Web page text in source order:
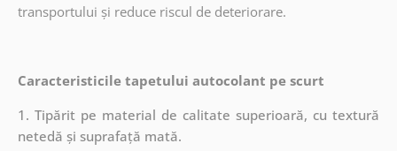
transportului și reduce riscul de deteriorare.
Caracteristicile tapetului autocolant pe scurt
1. Tipărit pe material de calitate superioară, cu textură
netedă și suprafață mată.